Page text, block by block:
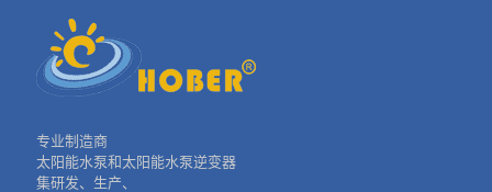
专业制造商
太阳能水泵和太阳能水泵逆变器
集研发、生产、